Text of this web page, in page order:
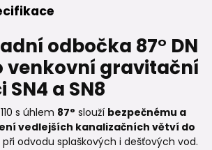
odbočka 87° DN
venkovní gravitační
a SN8
s úhlem 87° slouží bezpečnému a
vedlejších kanalizačních větví do
při odvodu splaškových i dešťových vod.